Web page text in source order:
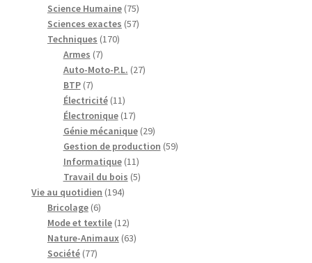
produits
Science Humaine 7575
produits
Sciences exactes 5757
Techniques 170170
Armes 77
produits
Auto-Moto-P.L. 2727
BTP 77
produits
Électricité 1111
produits
Électronique 1717
produits
Génie mécanique 2929
produits
Gestion de production 5959
Informatique 1111
produits
Travail du bois 55
Vie au quotidien 194194
Bricolage 66
produits
Mode et textile 1212
produits
Nature-Animaux 6363
Société 7777